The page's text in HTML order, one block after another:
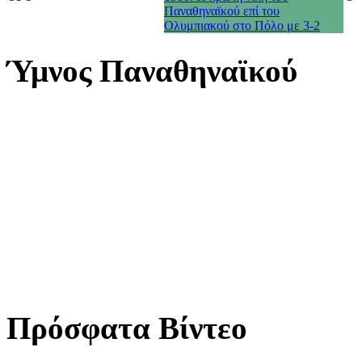
Παναθηναϊκού επί του
Ολυμπιακού στο Πόλο με 3-2
Ύμνος Παναθηναϊκού
Πρόσφατα Βίντεο